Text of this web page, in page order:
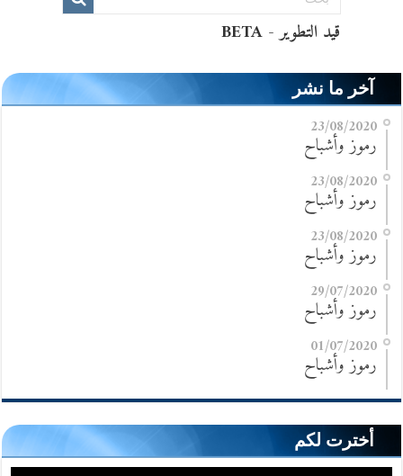
آخر ما نشر
23/08/2020
رموز وأشباح
23/08/2020
رموز وأشباح
23/08/2020
رموز وأشباح
29/07/2020
رموز وأشباح
01/07/2020
رموز وأشباح
أخترت لكم